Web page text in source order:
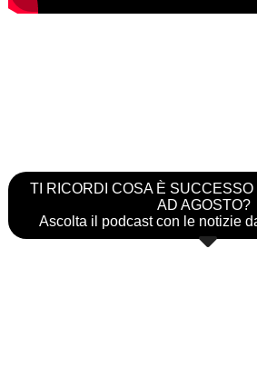
TI RICORDI COSA È SUCCESSO
AD AGOSTO?
Ascolta il podcast con le notizie